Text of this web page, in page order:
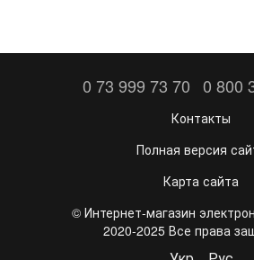
0 73 999 73 70 0 800
Контакты
Полная версия
Карта сайта
©️ Интернет-магазин
2020-2025 Все права